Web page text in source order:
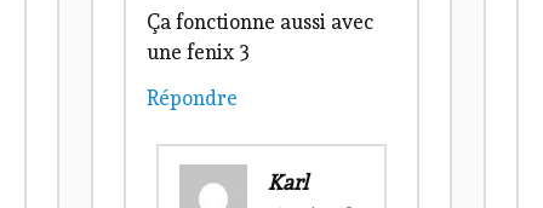
Ça fonctionne aussi avec
une fenix 3
Répondre
Karl